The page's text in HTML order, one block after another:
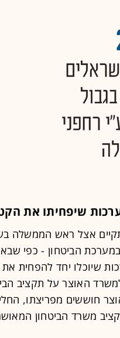
שיפחיתו את
אצל ראש הממשלה
הביטחון - כפי
שיוכלו יחד להפחית
משרד הביטחון